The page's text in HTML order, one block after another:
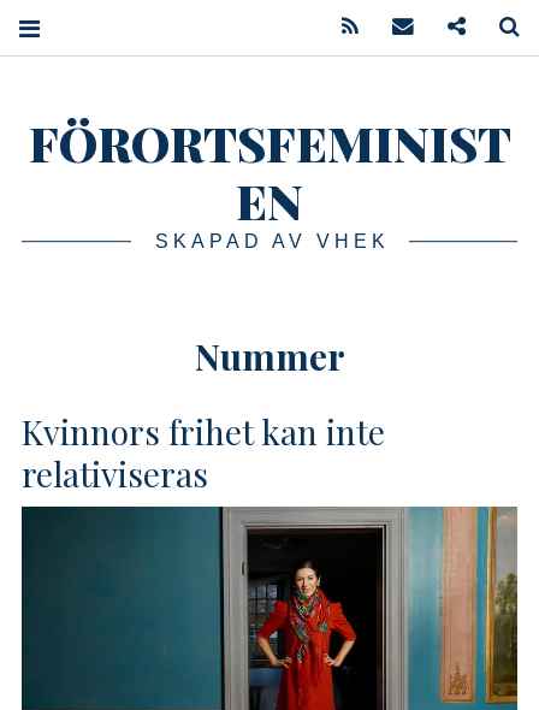
FÖRORTSFEMINIST
EN
SKAPAD AV VHEK
Nummer
Kvinnors frihet kan inte
relativiseras
Feed Mail Podcast